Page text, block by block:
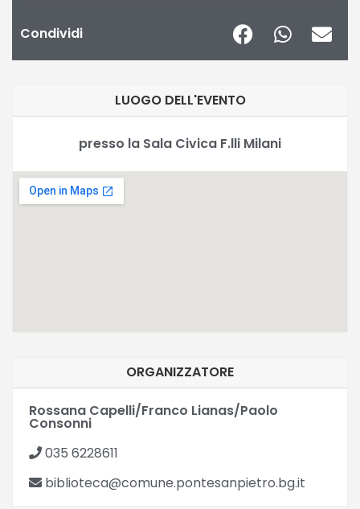
Condividi
LUOGO DELL'EVENTO
presso la Sala Civica F.lli Milani
ORGANIZZATORE
Rossana Capelli/Franco Lianas/Paolo
Consonni
035 6228611
biblioteca@comune.pontesanpietro.bg.it